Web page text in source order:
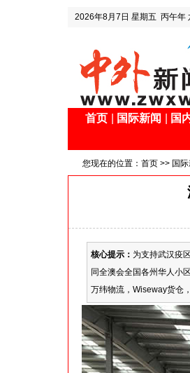
2026年8月7日 星期五 丙午年
首页 国际新闻 国
您现在的位置： 首页 >> 国
核心提示： 为支持武汉疫
同全澳会全国各州华人小
万纬物流，Wiseway货仓